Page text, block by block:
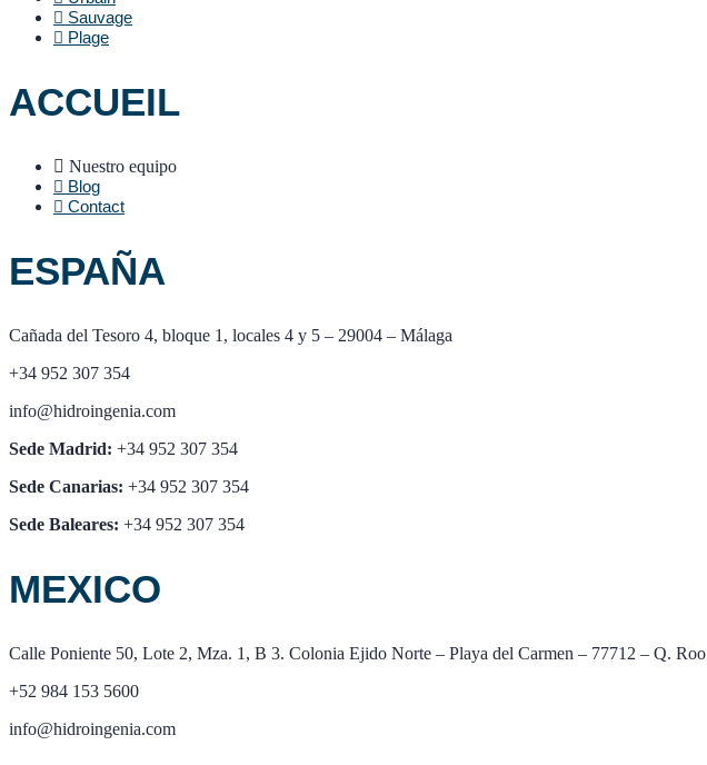
Sauvage
Plage
ACCUEIL
Nuestro equipo
Blog
Contact
ESPAÑA
Cañada del Tesoro 4, bloque 1, locales 4 y 5 – 29004 – Málaga
+34 952 307 354
info@hidroingenia.com
Sede Madrid: +34 952 307 354
Sede Canarias: +34 952 307 354
Sede Baleares: +34 952 307 354
MEXICO
Calle Poniente 50, Lote 2, Mza. 1, B 3. Colonia Ejido Norte – Playa del Carmen – 77712 – Q. Roo
+52 984 153 5600
info@hidroingenia.com